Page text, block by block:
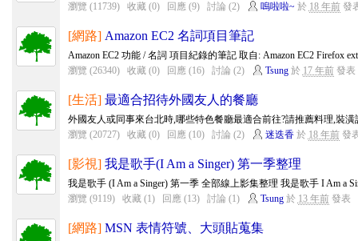
瀏覽 (11739)
收藏 (0) 回應 (9) 討論 (2) 嗚啦啦~ 於 18 年前發
[網路] Amazon EC2 名詞項目筆記
Amazon EC2 功能 / 名詞 項目紀錄的筆記 取自: Amazon EC2 Firefox
瀏覽 (26340)
收藏 (0) 回應 (16) 討論 (2) Tsung於 17 年前發表
[生活] 最適合招待外國友人的餐廳
外國友人或同事來台北時,哪些特色餐廳最適合前往?請推薦料理,裝
瀏覽 (20727)
收藏 (0) 回應 (10) 討論 (2) 迷迭香於 18 年前發
[影視] 我是歌手(I Am a Singer) 第一季整理
我是歌手 (I Am a Singer) 第一季 全部線上影集整理 我是歌手 I Am a
瀏覽 (9119)
收藏 (1) 回應 (13) 討論 (1) Tsung於 13 年前發表
[網路] MSN 表情符號、大頭貼蒐集